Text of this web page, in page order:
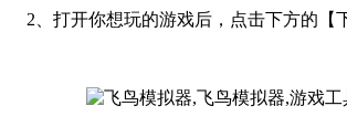
2、打开你想玩的游戏后，点击下方的【